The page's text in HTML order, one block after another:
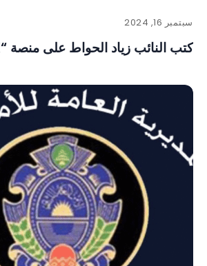
سبتمبر 16, 2024
كتب النائب زياد الحواط على منصة “X”: